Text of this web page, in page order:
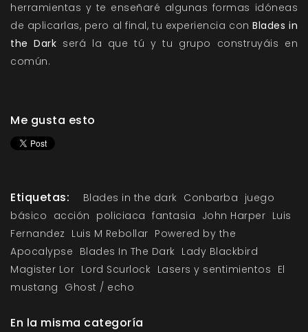
herramientas y te enseñaré algunas formas idóneas
de aplicarlas, pero al final, tu experiencia conBlades in
the Dark será la que tú y tu grupo construyáis en
común.
Me gusta esto
Etiquetas: Blades in the dark Conbarba juego
básico acción policiaca fantasia John Harper Luis
Fernandez Luis M Rebollar Powered by the
Apocalypse Blades In The Dark Lady Blackbird
Magister Lor Lord Scurlock Lasers y sentimientos El
mustang Ghost / echo
En la misma categoría